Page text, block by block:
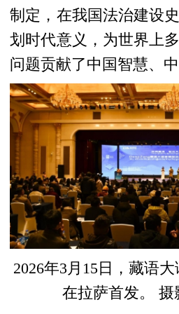
制定，在我国法治建设
划时代意义，为世界上
问题贡献了中国智慧、
2026年3月15日，藏语
在拉萨首发。 摄